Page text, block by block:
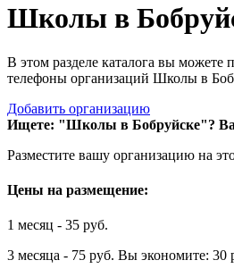
Школы в
В этом разделе каталога вы можете
телефоны организаций Школы в
Добавить организацию
Ищете: "Школы в Бобруйске"?
Разместите вашу организацию на
Цены на размещение:
1 месяц - 35 руб.
3 месяца - 75 руб. Вы экономите: 30